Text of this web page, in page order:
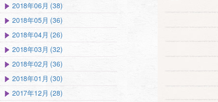
2018年06月 (38)
2018年05月 (36)
2018年04月 (26)
2018年03月 (32)
2018年02月 (36)
2018年01月 (30)
2017年12月 (28)